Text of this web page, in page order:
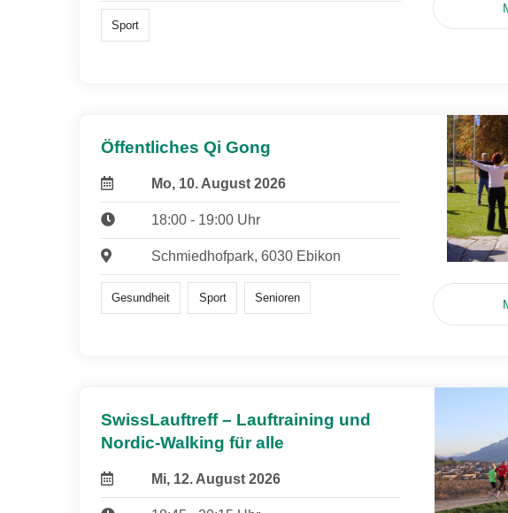
Sport
Öffentliches Qi Gong
Mo, 10. August 2026
18:00 - 19:00 Uhr
Schmiedhofpark, 6030 Ebikon
Gesundheit Sport Senioren
SwissLauftreff – Lauftraining und
Nordic-Walking für alle
Mi, 12. August 2026